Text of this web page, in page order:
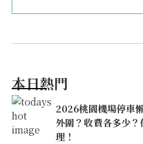
本日熱門
2026桃園機場停車
外圍？收費各多少
理！